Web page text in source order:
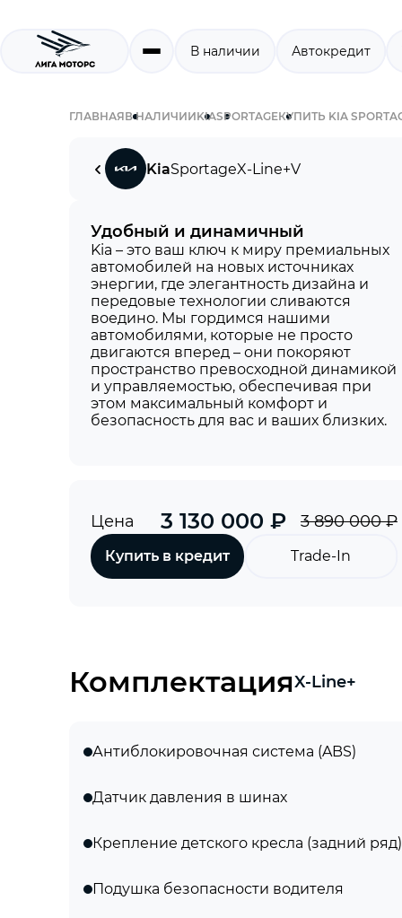
В наличии Автокредит
ГЛАВНАЯВ НАЛИЧИИKIASPORTAGEКУПИТЬ KIA
KiaSportageX-Line+V
Удобный и динамичный
Kia – это ваш ключ к миру премиальных
автомобилей на новых источниках
энергии, где элегантность дизайна и
передовые технологии сливаются
воедино. Мы гордимся нашими
автомобилями, которые не просто
двигаются вперед – они покоряют
пространство превосходной динамикой
и управляемостью, обеспечивая при
этом максимальный комфорт и
безопасность для вас и ваших близких.
Цена 3 130 000 ₽ 3 890 000 ₽
Купить в кредит Trade-In
КомплектацияX-Line+
Антиблокировочная система (ABS)
Датчик давления в шинах
Крепление детского кресла (задний ряд)
Подушка безопасности водителя